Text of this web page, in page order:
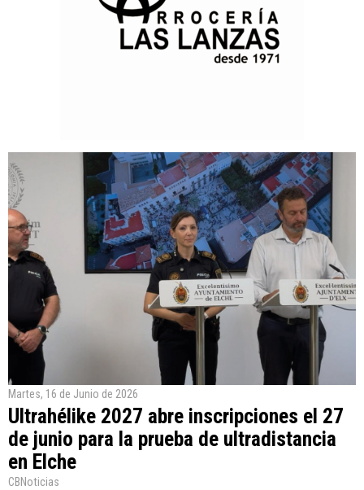
Martes, 16 de Junio de 2026
Ultrahélike 2027 abre inscripciones el 27
de junio para la prueba de ultradistancia
en Elche
CBNoticias